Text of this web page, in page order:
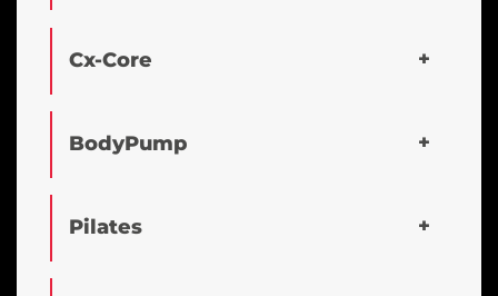
Cx-Core
BodyPump
Pilates